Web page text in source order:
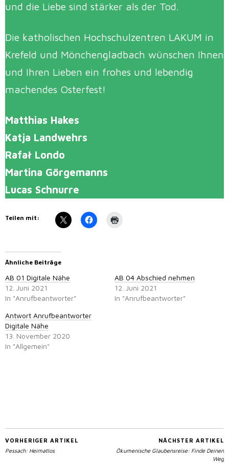
und die Liebe sind stärker als der Tod.
Die katholischen Hochschulzentren LAKUM in
Krefeld und Mönchengladbach wünschen Ihnen
und Ihren Lieben ein frohes und lebendig
machendes Osterfest!
Matthias Hakes
Katja Landwehrs
Rafał Londo
Martina Görgemanns
Lucas Schnurre
Teilen mit:
Ähnliche Beiträge
AB 01 Digitale Nähe
12. Juni 2021
In "Anrufbeantworter"
AB 04 Abschied nehmen
12. Juni 2021
In "Anrufbeantworter"
Antwort Anrufbeantworter
Digitale Nähe
13. November 2020
In "Allgemein"
VORHERIGER ARTIKEL
Pessach: Heimatlos
NÄCHSTER ARTIKEL
Ökumenische Glaubensreise: Finde Deinen
Weg